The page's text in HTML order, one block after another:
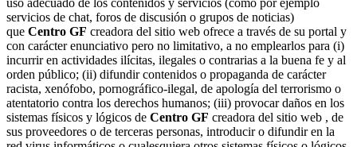
uso adecuado de los contenidos y servicios (como por ejemplo
servicios de chat, foros de discusión o grupos de noticias)
que Centro GF creadora del sitio web ofrece a través de su portal y
con carácter enunciativo pero no limitativo, a no emplearlos para (i)
incurrir en actividades ilícitas, ilegales o contrarias a la buena fe y al
orden público; (ii) difundir contenidos o propaganda de carácter
racista, xenófobo, pornográfico-ilegal, de apología del terrorismo o
atentatorio contra los derechos humanos; (iii) provocar daños en los
sistemas físicos y lógicos de Centro GF creadora del sitio web , de
sus proveedores o de terceras personas, introducir o difundir en la